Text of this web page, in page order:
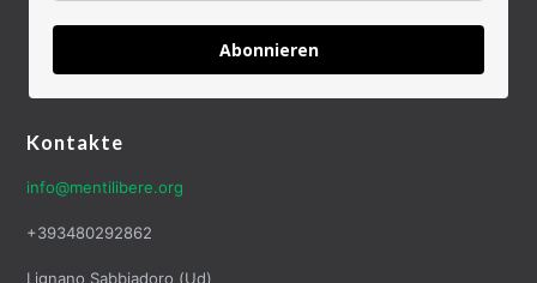
Abonnieren
Kontakte
info@mentilibere.org
+393480292862
Lignano Sabbiadoro (Ud)